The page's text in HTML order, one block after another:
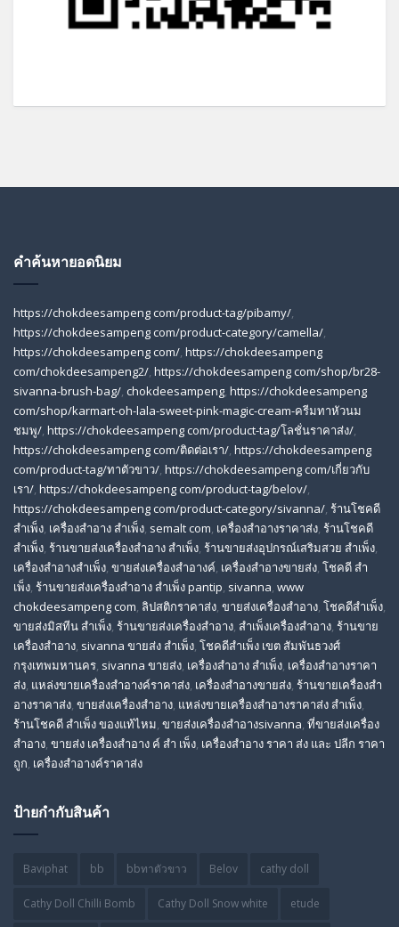
คำค้นหายอดนิยม
https://chokdeesampeng com/product-tag/pibamy/,
https://chokdeesampeng com/product-category/camella/,
https://chokdeesampeng com/, https://chokdeesampeng
com/chokdeesampeng2/, https://chokdeesampeng com/shop/br28-
sivanna-brush-bag/, chokdeesampeng, https://chokdeesampeng
com/shop/karmart-oh-lala-sweet-pink-magic-cream-ครีมทาหัวนม
ชมพู/, https://chokdeesampeng com/product-tag/โลชั่นราคาส่ง/,
https://chokdeesampeng com/ติดต่อเรา/, https://chokdeesampeng
com/product-tag/ทาตัวขาว/, https://chokdeesampeng com/เกี่ยวกับ
เรา/, https://chokdeesampeng com/product-tag/belov/,
https://chokdeesampeng com/product-category/sivanna/, ร้านโชคดี
สําเพ็ง, เครื่องสำอาง สำเพ็ง, semalt com, เครื่องสำอางราคาส่ง, ร้านโชคดี
สำเพ็ง, ร้านขายส่งเครื่องสําอาง สําเพ็ง, ร้านขายส่งอุปกรณ์เสริมสวย สําเพ็ง,
เครื่องสำอางสำเพ็ง, ขายส่งเครื่องสำอางค์, เครื่องสำอางขายส่ง, โชคดี สํา
เพ็ง, ร้านขายส่งเครื่องสําอาง สําเพ็ง pantip, sivanna, www
chokdeesampeng com, ลิปสติกราคาส่ง, ขายส่งเครื่องสำอาง, โชคดีสำเพ็ง,
ขายส่งมิสทีน สําเพ็ง, ร้านขายส่งเครื่องสำอาง, สําเพ็งเครื่องสําอาง, ร้านขาย
เครื่องสำอาง, sivanna ขายส่ง สําเพ็ง, โชคดีสำเพ็ง เขต สัมพันธวงศ์
กรุงเทพมหานคร, sivanna ขายส่ง, เครื่องสําอาง สําเพ็ง, เครื่องสําอางราคา
ส่ง, แหล่งขายเครื่องสําอางค์ราคาส่ง, เครื่องสําอางขายส่ง, ร้านขายเครื่องสํา
อางราคาส่ง, ขายส่งเครื่องสําอาง, แหล่งขายเครื่องสําอางราคาส่ง สําเพ็ง,
ร้านโชคดี สําเพ็ง ของแท้ไหม, ขายส่งเครื่องสําอางsivanna, ที่ขายส่งเครื่อง
สําอาง, ขายส่ง เครื่องสำอาง ค์ สำ เพ็ง, เครื่องสำอาง ราคา ส่ง และ ปลีก ราคา
ถูก, เครื่องสำอางค์ราคาส่ง
ป้ายกำกับสินค้า
Baviphat bb bbทาตัวขาว Belov cathy doll
Cathy Doll Chilli Bomb Cathy Doll Snow white etude